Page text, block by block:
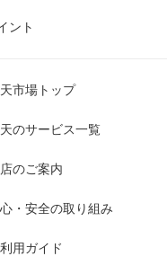
ント
市場トップ
のサービス一覧
のご案内
・安全の取り組み
用ガイド